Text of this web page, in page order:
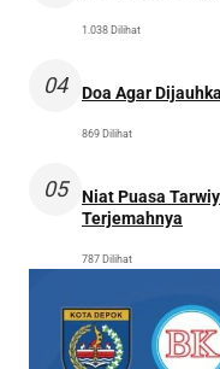
1.038 Dilihat
04 Doa Agar
869 Dilihat
05
Niat Puasa
Terjemahnya
787 Dilihat